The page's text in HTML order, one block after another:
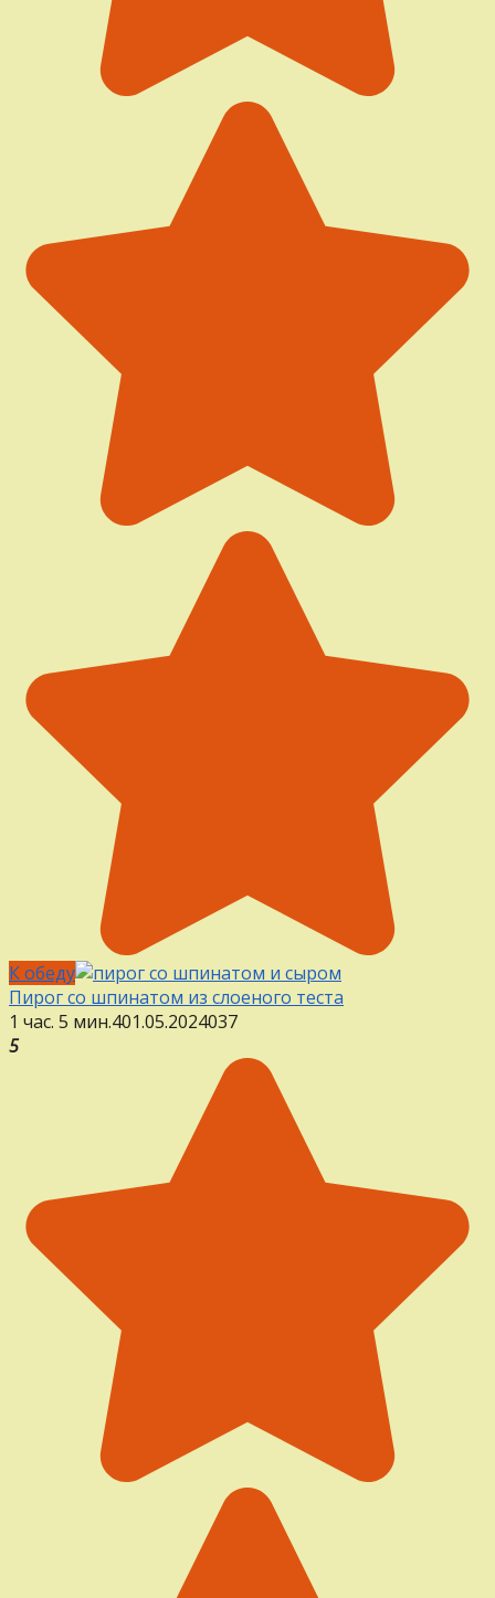
К обеду
Пирог со шпинатом из слоеного теста
1 час. 5 мин.401.05.2024037
5